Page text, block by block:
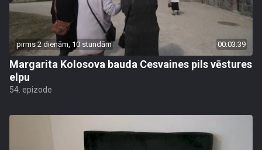
pirms 2 dienām, 10 stundām 00:03:39
Margarita Kolosova bauda Cesvaines pils vēstures
elpu
54. epizode